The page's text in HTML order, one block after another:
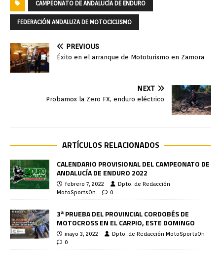
CAMPEONATO DE ANDALUCÍA DE ENDURO
FEDERACIÓN ANDALUZA DE MOTOCICLISMO
PREVIOUS
Éxito en el arranque de Mototurismo en Zamora
NEXT
Probamos la Zero FX, enduro eléctrico
ARTÍCULOS RELACIONADOS
CALENDARIO PROVISIONAL DEL CAMPEONATO DE
ANDALUCÍA DE ENDURO 2022
febrero 7, 2022
Dpto. de Redacción
MotoSportsOn
0
3ª PRUEBA DEL PROVINCIAL CORDOBÉS DE
MOTOCROSS EN EL CARPIO, ESTE DOMINGO
mayo 3, 2022
Dpto. de Redacción MotoSportsOn
0